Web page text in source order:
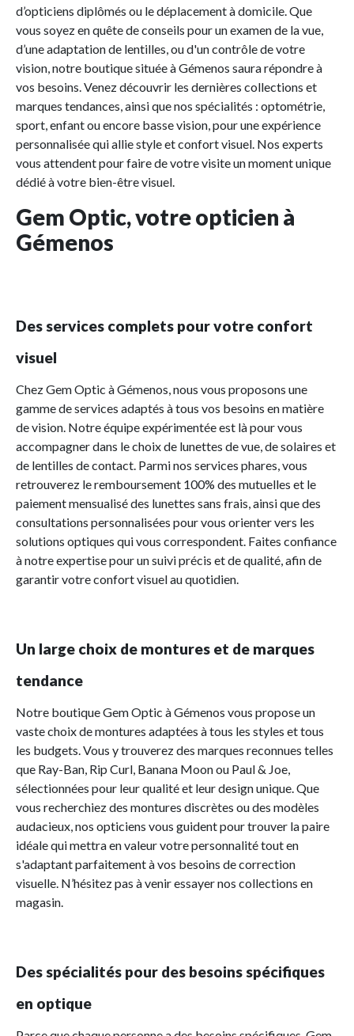
d’opticiens diplômés ou le déplacement à domicile. Que
vous soyez en quête de conseils pour un examen de la vue,
d’une adaptation de lentilles, ou d'un contrôle de votre
vision, notre boutique située à Gémenos saura répondre à
vos besoins. Venez découvrir les dernières collections et
marques tendances, ainsi que nos spécialités : optométrie,
sport, enfant ou encore basse vision, pour une expérience
personnalisée qui allie style et confort visuel. Nos experts
vous attendent pour faire de votre visite un moment unique
dédié à votre bien-être visuel.
Gem Optic, votre opticien à
Gémenos
Des services complets pour votre confort
visuel
Chez Gem Optic à Gémenos, nous vous proposons une
gamme de services adaptés à tous vos besoins en matière
de vision. Notre équipe expérimentée est là pour vous
accompagner dans le choix de lunettes de vue, de solaires et
de lentilles de contact. Parmi nos services phares, vous
retrouverez le remboursement 100% des mutuelles et le
paiement mensualisé des lunettes sans frais, ainsi que des
consultations personnalisées pour vous orienter vers les
solutions optiques qui vous correspondent. Faites confiance
à notre expertise pour un suivi précis et de qualité, afin de
garantir votre confort visuel au quotidien.
Un large choix de montures et de marques
tendance
Notre boutique Gem Optic à Gémenos vous propose un
vaste choix de montures adaptées à tous les styles et tous
les budgets. Vous y trouverez des marques reconnues telles
que Ray-Ban, Rip Curl, Banana Moon ou Paul & Joe,
sélectionnées pour leur qualité et leur design unique. Que
vous recherchiez des montures discrètes ou des modèles
audacieux, nos opticiens vous guident pour trouver la paire
idéale qui mettra en valeur votre personnalité tout en
s'adaptant parfaitement à vos besoins de correction
visuelle. N’hésitez pas à venir essayer nos collections en
magasin.
Des spécialités pour des besoins spécifiques
en optique